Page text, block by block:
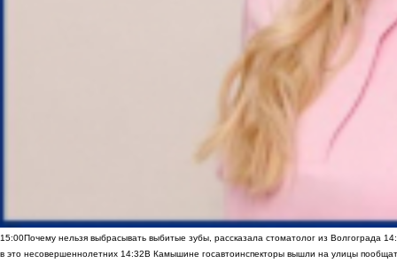
15:00Почему нельзя выбрасывать выбитые зубы, рассказала стоматолог из Волгограда
в это несовершеннолетних 14:32В Камышине госавтоинспекторы вышли на улицы